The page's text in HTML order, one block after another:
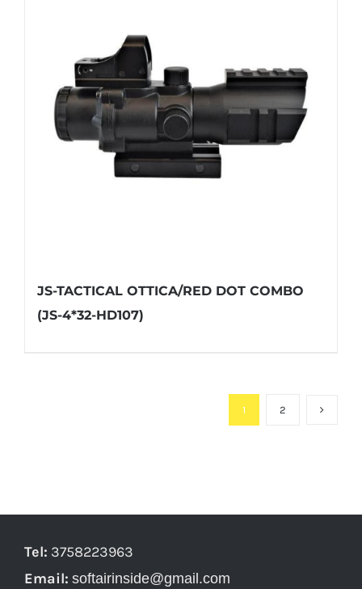
JS-TACTICAL OTTICA/RED DOT COMBO
(JS-4*32-HD107)
1 2
Tel: 3758223963
Email: softairinside@gmail.com